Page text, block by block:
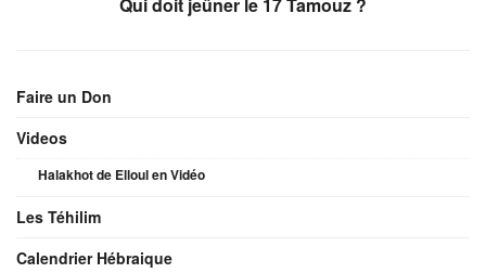
Faire un Don
Videos
Halakhot de Elloul en Vidéo
Les Téhilim
Calendrier Hébraique